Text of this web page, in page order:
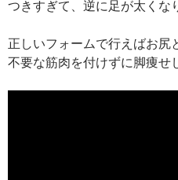
つきすぎて、逆に足が太くな
正しいフォームで行えばお尻
不要な筋肉を付けずに脚痩せ